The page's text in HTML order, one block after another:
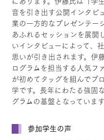
音を引き出す公開インタビ
業の一方的なプレゼンテー
あふれるセッションを展開
いインタビューによって、
思いが引き出されます。伊
ログラムを担当する人気フ
が初めてタッグを組んでプ
学です。長年にわたる強固
グラムの基盤となっています
参加学生の声